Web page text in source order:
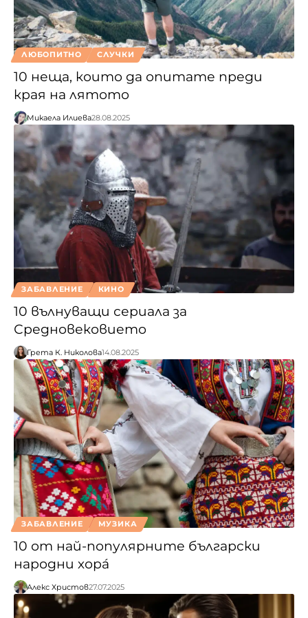
ЛЮБОПИТНО СЛУЧКИ
10 неща, които да опитате преди
края на лятото
Микаела Илиева28.08.2025
ЗАБАВЛЕНИЕ КИНО
10 вълнуващи сериала за
Средновековието
Грета К. Николова14.08.2025
ЗАБАВЛЕНИЕ МУЗИКА
10 от най-популярните български
народни хора́
Алекс Христов27.07.2025